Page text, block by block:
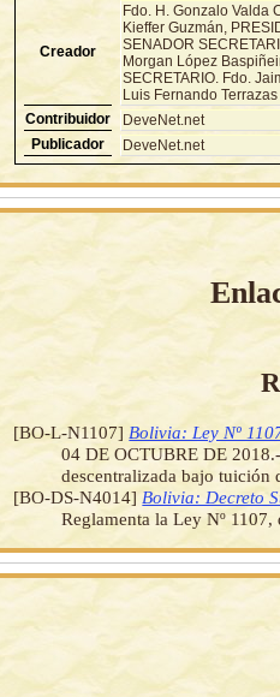
Creador
Fdo. H. Gonzalo Valda
Kieffer Guzmán,
SENADOR
Morgan López
SECRETARIO. Fdo.
Luis Fernando
Contribuidor
DeveNet.net
Publicador
DeveNet.net
[BO-L-N1107] Bolivia: Ley Nº
04 DE OCTUBRE DE
descentralizada bajo
[BO-DS-N4014] Bolivia: Decreto
Reglamenta la Ley Nº